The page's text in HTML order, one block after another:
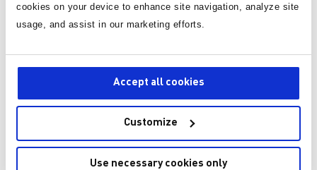
cookies on your device to enhance site navigation, analyze site
usage, and assist in our marketing efforts.
Accept all cookies
Customize
Use necessary cookies only
数量
加入购物车
询价或技术支持